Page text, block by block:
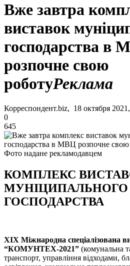
Вже завтра
виставок
господарства в
розпочне свою
роботуРеклама
Корреспондент.biz, 18 октября
0
645
Фото надане рекламодавцем
КОМПЛЕКС
МУНІЦИПАЛЬНОГО
ГОСПОДАРСТВА
XIX Міжнародна спеціалізована
“КОМУНТЕХ-2021” (комунальна
транспорт, управління відходами,